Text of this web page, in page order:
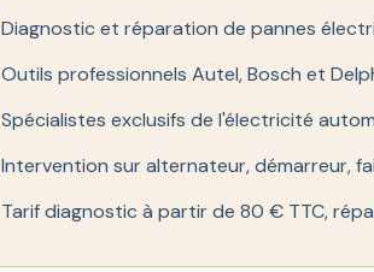
Diagnostic et réparation de pannes
Outils professionnels Autel, Bosch et
Spécialistes exclusifs de l'électricité
Intervention sur alternateur, démarreur,
Tarif diagnostic à partir de 80 € TTC,